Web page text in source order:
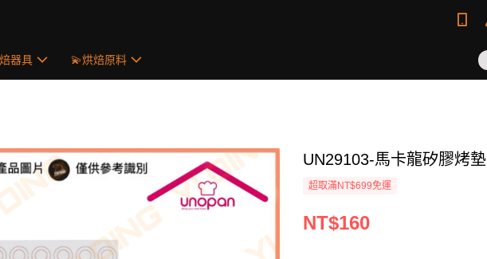
器具 💫烘焙原料
UN29103-馬卡龍矽膠烤墊
超取滿NT$699免運
NT$160